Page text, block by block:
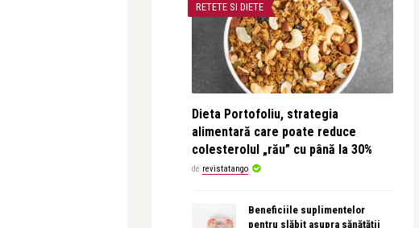
RETETE SI DIETE
Dieta Portofoliu, strategia
alimentară care poate reduce
colesterolul „rău” cu până la 30%
de revistatango
Beneficiile suplimentelor
pentru slăbit asupra sănătății